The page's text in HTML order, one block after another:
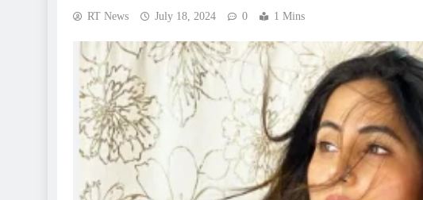
RT News July 18, 2024 0 1 Mins